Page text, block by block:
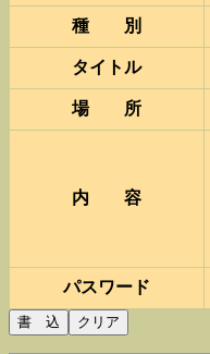
種 別
タイトル
場 所
内 容
パスワード